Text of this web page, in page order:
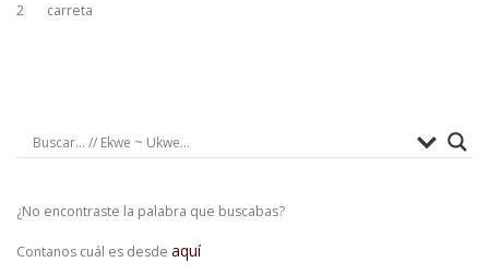
2
carreta
¿No encontraste la palabra que buscabas?
Contanos cuál es desde aquí